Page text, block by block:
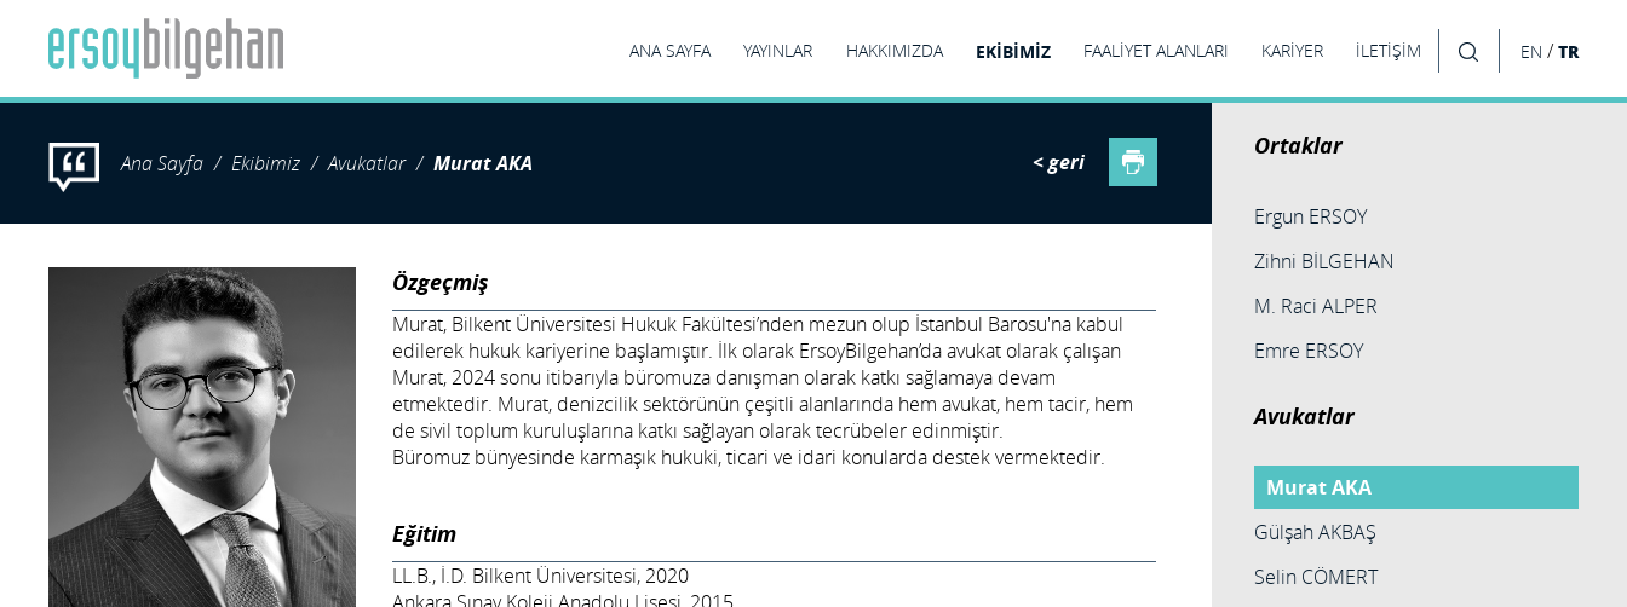
ANA SAYFA YAYINLAR HAKKIMIZDA EKİBİMİZ FAALİYET ALANLARI KARİYER İLETİŞİM EN /TR
Ana Sayfa Ekibimiz Avukatlar Murat AKA < geri
Özgeçmiş
Murat, Bilkent Üniversitesi Hukuk Fakültesi’nden mezun olup İstanbul Barosu'na kabul
edilerek hukuk kariyerine başlamıştır. İlk olarak ErsoyBilgehan’da avukat olarak çalışan
Murat, 2024 sonu itibarıyla büromuza danışman olarak katkı sağlamaya devam
etmektedir. Murat, denizcilik sektörünün çeşitli alanlarında hem avukat, hem tacir, hem
de sivil toplum kuruluşlarına katkı sağlayan olarak tecrübeler edinmiştir.
Büromuz bünyesinde karmaşık hukuki, ticari ve idari konularda destek vermektedir.
Eğitim
LL.B., İ.D. Bilkent Üniversitesi, 2020
Ortaklar
Ergun ERSOY
Zihni BİLGEHAN
M. Raci ALPER
Emre ERSOY
Avukatlar
Murat AKA
Gülşah AKBAŞ
Selin CÖMERT